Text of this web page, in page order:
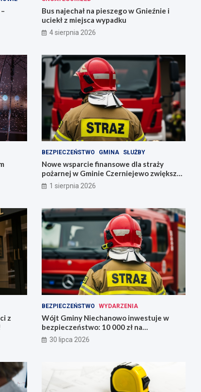
Bus najechał na pieszego w Gnieźnie i
uciekł z miejsca wypadku
4 sierpnia 2026
BEZPIECZEŃSTWO GMINA SŁUŻBY
Nowe wsparcie finansowe dla straży
pożarnej w Gminie Czerniejewo zwiększa
bezpieczeństwo mieszkańców
1 sierpnia 2026
z
BEZPIECZEŃSTWO WYDARZENIA
Wójt Gminy Niechanowo inwestuje w
bezpieczeństwo: 10 000 zł na
nowoczesny sprzęt dla straży pożarnej
30 lipca 2026